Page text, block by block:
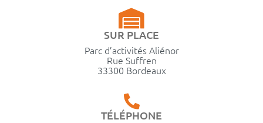
SUR PLACE
Parc d’activités Aliénor
Rue Suffren
33300 Bordeaux
TÉLÉPHONE